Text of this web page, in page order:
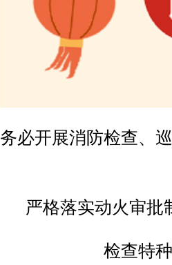
务必开展消防检查、
严格落实动火审批
检查特